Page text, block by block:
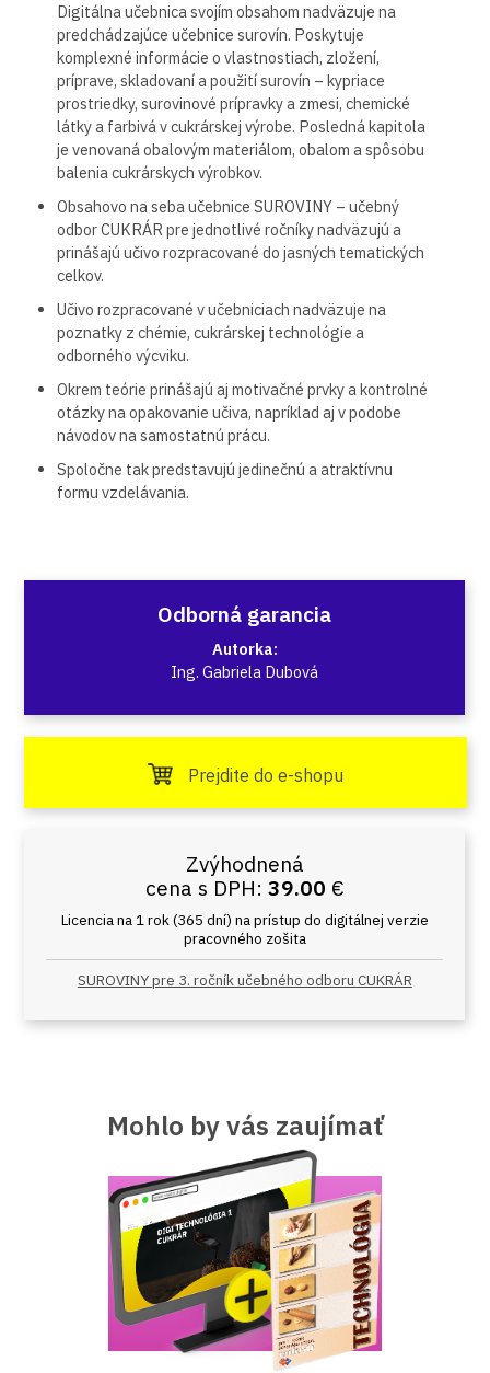
Digitálna učebnica svojím obsahom nadväzuje na
predchádzajúce učebnice surovín. Poskytuje
komplexné informácie o vlastnostiach, zložení,
príprave, skladovaní a použití surovín – kypriace
prostriedky, surovinové prípravky a zmesi, chemické
látky a farbivá v cukrárskej výrobe. Posledná kapitola
je venovaná obalovým materiálom, obalom a spôsobu
balenia cukrárskych výrobkov.
Obsahovo na seba učebnice SUROVINY – učebný
odbor CUKRÁR pre jednotlivé ročníky nadväzujú a
prinášajú učivo rozpracované do jasných tematických
celkov.
Učivo rozpracované v učebniciach nadväzuje na
poznatky z chémie, cukrárskej technológie a
odborného výcviku.
Okrem teórie prinášajú aj motivačné prvky a kontrolné
otázky na opakovanie učiva, napríklad aj v podobe
návodov na samostatnú prácu.
Spoločne tak predstavujú jedinečnú a atraktívnu
formu vzdelávania.
Odborná garancia
Autorka:
Ing. Gabriela Dubová
Prejdite do e-shopu
Zvýhodnená
cena s DPH: 39.00 €
Licencia na 1 rok (365 dní) na prístup do digitálnej verzie
pracovného zošita
SUROVINY pre 3. ročník učebného odboru CUKRÁR
Mohlo by vás zaujímať